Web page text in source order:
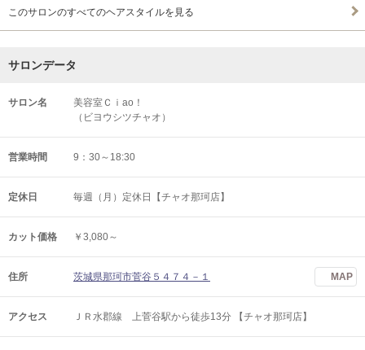
このサロンのすべてのヘアスタイルを見る
サロンデータ
サロン名
美容室Ｃｉao！
（ビヨウシツチャオ）
営業時間 9：30～18:30
定休日 毎週（月）定休日【チャオ那珂店】
カット価格 ￥3,080～
住所 茨城県那珂市菅谷５４７４－１ MAP
アクセス ＪＲ水郡線 上菅谷駅から徒歩13分 【チャオ那珂店】